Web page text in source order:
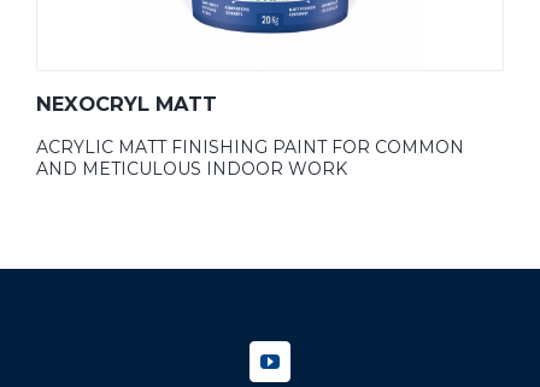
NEXOCRYL MATT
ACRYLIC MATT FINISHING PAINT FOR COMMON
AND METICULOUS INDOOR WORK